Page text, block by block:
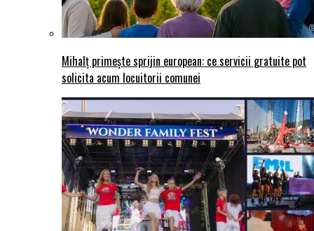
Mihalț primește sprijin european: ce servicii gratuite pot
solicita acum locuitorii comunei